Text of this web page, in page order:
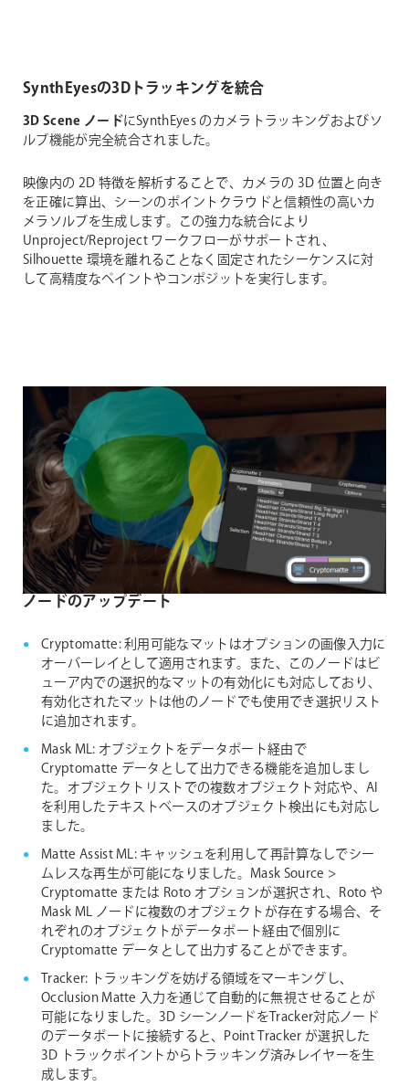
SynthEyesの3Dトラッキングを統合
3D Scene ノードにSynthEyes のカメラトラッキングおよびソ
ルブ機能が完全統合されました。
映像内の 2D 特徴を解析することで、カメラの 3D 位置と向き
を正確に算出、シーンのポイントクラウドと信頼性の高いカ
メラソルブを生成します。この強力な統合により
Unproject/Reproject ワークフローがサポートされ、
Silhouette 環境を離れることなく固定されたシーケンスに対
して高精度なペイントやコンポジットを実行します。
ノードのアップデート
Cryptomatte: 利用可能なマットはオプションの画像入力に
オーバーレイとして適用されます。また、このノードはビ
ューア内での選択的なマットの有効化にも対応しており、
有効化されたマットは他のノードでも使用でき選択リスト
に追加されます。
Mask ML: オブジェクトをデータポート経由で
Cryptomatte データとして出力できる機能を追加しまし
た。オブジェクトリストでの複数オブジェクト対応や、AI
を利用したテキストベースのオブジェクト検出にも対応し
ました。
Matte Assist ML: キャッシュを利用して再計算なしでシー
ムレスな再生が可能になりました。Mask Source >
Cryptomatte または Roto オプションが選択され、Roto や
Mask ML ノードに複数のオブジェクトが存在する場合、そ
れぞれのオブジェクトがデータポート経由で個別に
Cryptomatte データとして出力することができます。
Tracker: トラッキングを妨げる領域をマーキングし、
Occlusion Matte 入力を通じて自動的に無視させることが
可能になりました。3D シーンノードをTracker対応ノード
のデータポートに接続すると、Point Tracker が選択した
3D トラックポイントからトラッキング済みレイヤーを生
成します。